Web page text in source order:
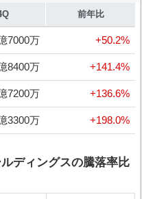
前年比
7000万 +50.2%
8400万 +141.4%
7200万 +136.6%
3300万 +198.0%
ディングスの騰落率比